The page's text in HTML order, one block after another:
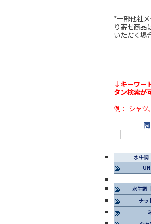
*一部他社
り寄せ商品
いただく場
↓キーワー
タン検索が
例： シャツ
水牛調
水牛調
ナッ